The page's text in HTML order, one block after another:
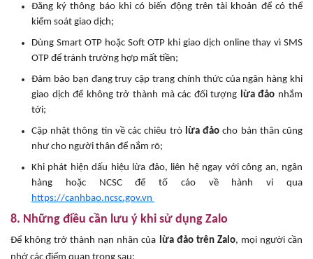
Đăng ký thông báo khi có biến động trên tài khoản để có thể
kiểm soát giao dịch;
Dùng Smart OTP hoặc Soft OTP khi giao dịch online thay vì SMS
OTP để tránh trường hợp mất tiền;
Đảm bảo bạn đang truy cập trang chính thức của ngân hàng khi
giao dịch để không trở thành mà các đối tượng lừa đảo nhắm
tới;
Cập nhật thông tin về các chiêu trò lừa đảo cho bản thân cũng
như cho người thân để nắm rõ;
Khi phát hiện dấu hiệu lừa đảo, liên hệ ngay với công an, ngân
hàng hoặc NCSC để tố cáo về hành vi qua
https://canhbao.ncsc.gov.vn
8. Những điều cần lưu ý khi sử dụng Zalo
Để không trở thành nạn nhân của lừa đảo trên Zalo, mọi người cần